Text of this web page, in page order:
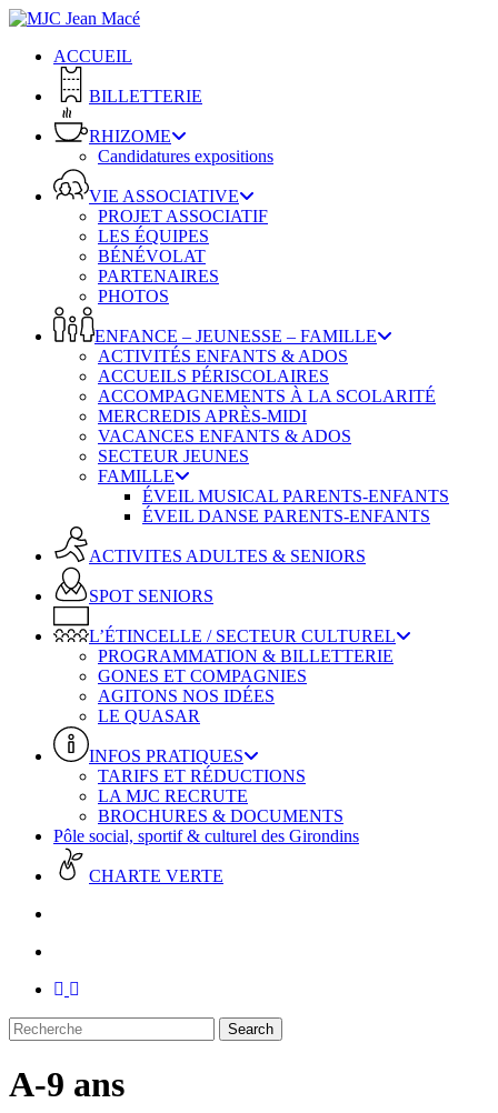
Skip
main
ACCUEIL
BILLETTERIE
RHIZOME
Candidatures expositions
VIE ASSOCIATIVE
PROJET ASSOCIATIF
LES ÉQUIPES
BÉNÉVOLAT
PARTENAIRES
PHOTOS
ENFANCE – JEUNESSE – FAMILLE
ACTIVITÉS ENFANTS & ADOS
ACCUEILS PÉRISCOLAIRES
ACCOMPAGNEMENTS À LA SCOLARITÉ
MERCREDIS APRÈS-MIDI
VACANCES ENFANTS & ADOS
SECTEUR JEUNES
FAMILLE
ÉVEIL MUSICAL PARENTS-ENFANTS
ÉVEIL DANSE PARENTS-ENFANTS
ACTIVITES ADULTES & SENIORS
SPOT SENIORS
L’ÉTINCELLE / SECTEUR CULTUREL
PROGRAMMATION & BILLETTERIE
GONES ET COMPAGNIES
AGITONS NOS IDÉES
LE QUASAR
INFOS PRATIQUES
TARIFS ET RÉDUCTIONS
LA MJC RECRUTE
BROCHURES & DOCUMENTS
Pôle social, sportif & culturel des Girondins
CHARTE VERTE
facebook
instagram
Search
Search
A-9 ans